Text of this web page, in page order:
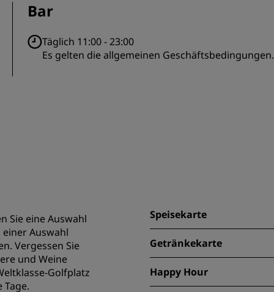
Bar
Täglich 11:00 - 23:00
Es gelten die allgemeinen Geschäftsbedingungen.
Sie eine Auswahl
einer Auswahl
Vergessen Sie
und Weine
Golfplatz
Speisekarte
Getränkekarte
Happy Hour